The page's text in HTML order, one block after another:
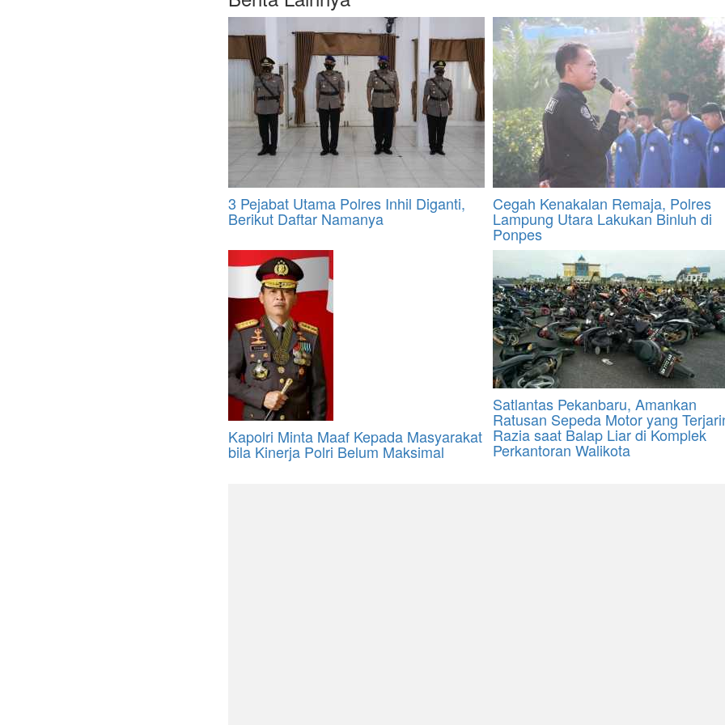
3 Pejabat Utama Polres Inhil Diganti,
Berikut Daftar Namanya
Cegah Kenakalan Remaja, Polres
Lampung Utara Lakukan Binluh di
Ponpes
Kapolri Minta Maaf Kepada Masyarakat
bila Kinerja Polri Belum Maksimal
Satlantas Pekanbaru, Amankan
Ratusan Sepeda Motor yang
Razia saat Balap Liar di Komplek
Perkantoran Walikota